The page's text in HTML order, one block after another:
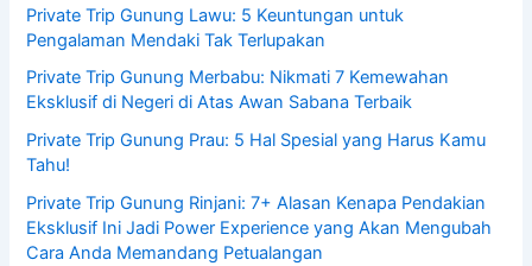
Private Trip Gunung Lawu: 5 Keuntungan untuk
Pengalaman Mendaki Tak Terlupakan
Private Trip Gunung Merbabu: Nikmati 7 Kemewahan
Eksklusif di Negeri di Atas Awan Sabana Terbaik
Private Trip Gunung Prau: 5 Hal Spesial yang Harus Kamu
Tahu!
Private Trip Gunung Rinjani: 7+ Alasan Kenapa Pendakian
Eksklusif Ini Jadi Power Experience yang Akan Mengubah
Cara Anda Memandang Petualangan